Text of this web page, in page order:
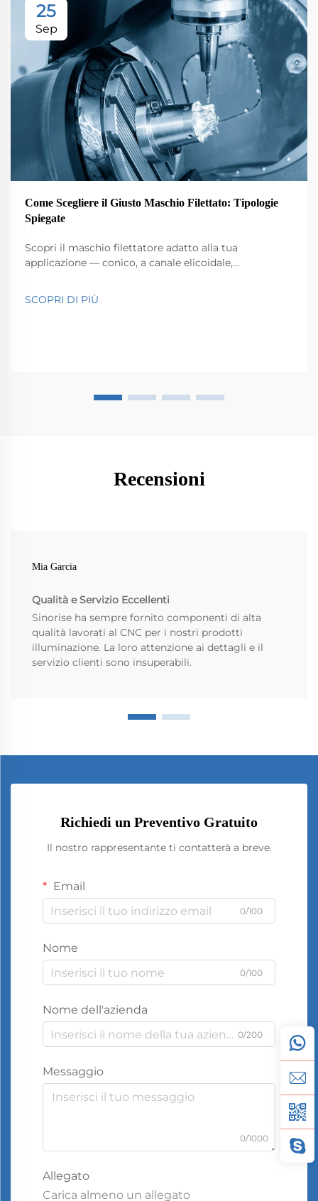
25
Sep
Come Scegliere il Giusto Maschio Filettato: Tipologie
Spiegate
Scopri il maschio filettatore adatto alla tua
applicazione — conico, a canale elicoidale,
lavorazione CNC con strategie esperte di selezione.
Scopri di più.
SCOPRI DI PIÙ
Recensioni
Mia Garcia
Qualità e Servizio Eccellenti
Sinorise ha sempre fornito componenti di alta
qualità lavorati al CNC per i nostri prodotti
illuminazione. La loro attenzione ai dettagli e il
servizio clienti sono insuperabili.
Richiedi un Preventivo Gratuito
Il nostro rappresentante ti contatterà a breve.
Email
0/100
Nome
0/100
Nome dell'azienda
0/200
Messaggio
0/1000
Allegato
Carica almeno un allegato